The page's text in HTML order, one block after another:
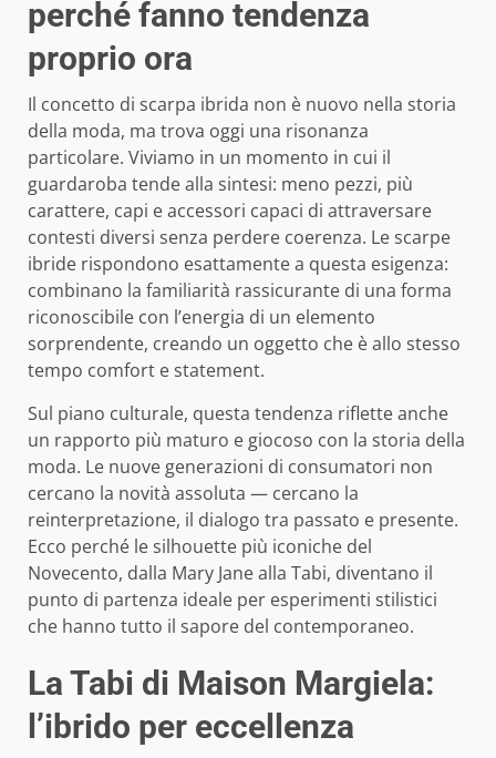
perché fanno tendenza
proprio ora
Il concetto di scarpa ibrida non è nuovo nella storia
della moda, ma trova oggi una risonanza
particolare. Viviamo in un momento in cui il
guardaroba tende alla sintesi: meno pezzi, più
carattere, capi e accessori capaci di attraversare
contesti diversi senza perdere coerenza. Le scarpe
ibride rispondono esattamente a questa esigenza:
combinano la familiarità rassicurante di una forma
riconoscibile con l’energia di un elemento
sorprendente, creando un oggetto che è allo stesso
tempo comfort e statement.
Sul piano culturale, questa tendenza riflette anche
un rapporto più maturo e giocoso con la storia della
moda. Le nuove generazioni di consumatori non
cercano la novità assoluta — cercano la
reinterpretazione, il dialogo tra passato e presente.
Ecco perché le silhouette più iconiche del
Novecento, dalla Mary Jane alla Tabi, diventano il
punto di partenza ideale per esperimenti stilistici
che hanno tutto il sapore del contemporaneo.
La Tabi di Maison Margiela:
l’ibrido per eccellenza